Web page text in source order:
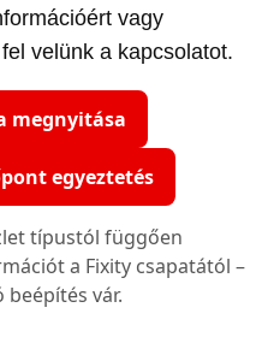
vagy
velünk a kapcsolatot.
megnyitása
egyeztetés
típustól függően
a Fixity csapatától –
beépítés vár.